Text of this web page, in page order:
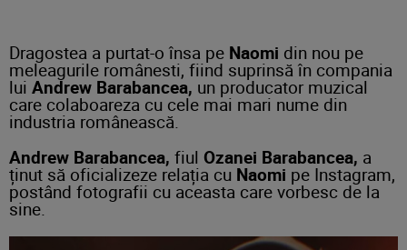
Dragostea a purtat-o însa pe Naomi din nou pe
meleagurile românesti, fiind suprinsă în compania
lui Andrew Barabancea, un producator muzical
care colaboareza cu cele mai mari nume din
industria românească.
Andrew Barabancea, fiul Ozanei Barabancea, a
ținut să oficializeze relația cu Naomi pe Instagram,
postând fotografii cu aceasta care vorbesc de la
sine.